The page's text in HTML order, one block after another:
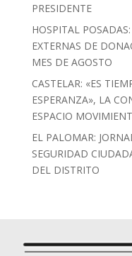
PRESIDENTE
HOSPITAL
EXTERNAS DE
MES DE AGOSTO
CASTELAR: «ES
ESPERANZA», LA
ESPACIO
EL PALOMAR:
SEGURIDAD
DEL DISTRITO